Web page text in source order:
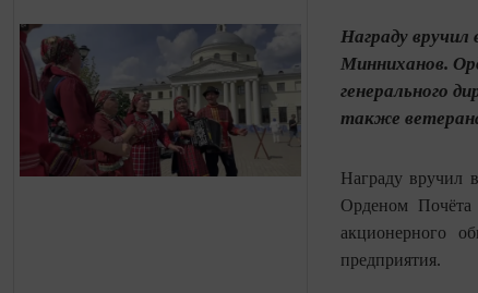
Награду
Минниханов.
генерального
также
Награду вручил
Орденом Почёта
акционерного
предприятия.